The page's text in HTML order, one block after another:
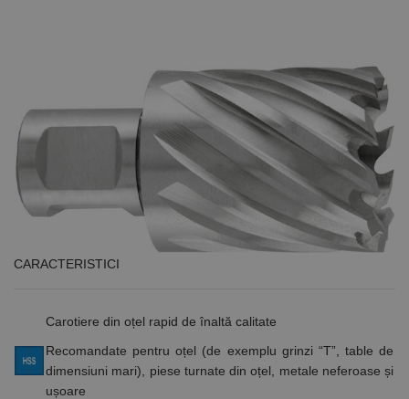
CARACTERISTICI
Carotiere din oțel rapid de înaltă calitate
Recomandate pentru oțel (de exemplu grinzi “T”, table de
dimensiuni mari), piese turnate din oțel, metale neferoase și
ușoare